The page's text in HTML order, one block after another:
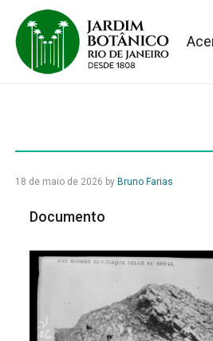
18 de maio de 2026 by Bruno Farias
Documento